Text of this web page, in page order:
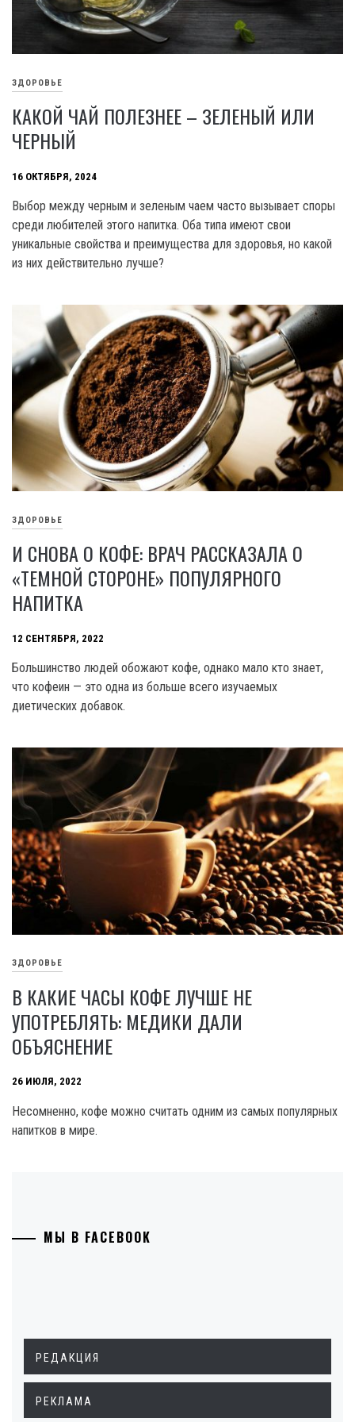
ЗДОРОВЬЕ
КАКОЙ ЧАЙ ПОЛЕЗНЕЕ – ЗЕЛЕНЫЙ ИЛИ
ЧЕРНЫЙ
16 ОКТЯБРЯ, 2024
Выбор между черным и зеленым чаем часто вызывает споры
среди любителей этого напитка. Оба типа имеют свои
уникальные свойства и преимущества для здоровья, но какой
из них действительно лучше?
ЗДОРОВЬЕ
И СНОВА О КОФЕ: ВРАЧ РАССКАЗАЛА О
«ТЕМНОЙ СТОРОНЕ» ПОПУЛЯРНОГО
НАПИТКА
12 СЕНТЯБРЯ, 2022
Большинство людей обожают кофе, однако мало кто знает,
что кофеин — это одна из больше всего изучаемых
диетических добавок.
ЗДОРОВЬЕ
В КАКИЕ ЧАСЫ КОФЕ ЛУЧШЕ НЕ
УПОТРЕБЛЯТЬ: МЕДИКИ ДАЛИ
ОБЪЯСНЕНИЕ
26 ИЮЛЯ, 2022
Несомненно, кофе можно считать одним из самых популярных
напитков в мире.
МЫ В FACEBOOK
РЕДАКЦИЯ
РЕКЛАМА